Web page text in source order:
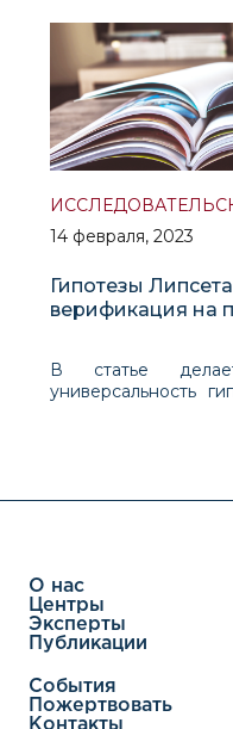
благосостояния,
стабильности. О
организации — в
14 февраля, 2023
Гипотезы
верификация на
В статье
универсальность
современного
О нас
Центры
Эксперты
Публикации
События
Пожертвовать
Контакты